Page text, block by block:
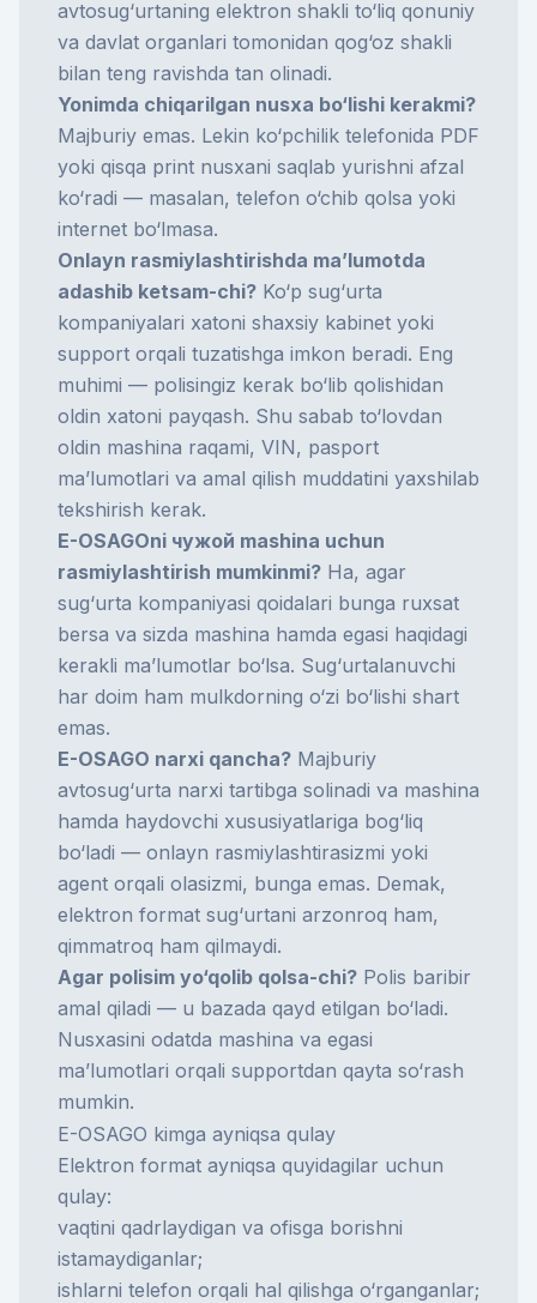
avtosug‘urtaning elektron shakli to‘liq qonuniy
va davlat organlari tomonidan qog‘oz shakli
bilan teng ravishda tan olinadi.
Yonimda chiqarilgan nusxa bo‘lishi kerakmi?
Majburiy emas. Lekin ko‘pchilik telefonida PDF
yoki qisqa print nusxani saqlab yurishni afzal
ko‘radi — masalan, telefon o‘chib qolsa yoki
internet bo‘lmasa.
Onlayn rasmiylashtirishda ma’lumotda
adashib ketsam-chi? Ko‘p sug‘urta
kompaniyalari xatoni shaxsiy kabinet yoki
support orqali tuzatishga imkon beradi. Eng
muhimi — polisingiz kerak bo‘lib qolishidan
oldin xatoni payqash. Shu sabab to‘lovdan
oldin mashina raqami, VIN, pasport
ma’lumotlari va amal qilish muddatini yaxshilab
tekshirish kerak.
E-OSAGOni чужой mashina uchun
rasmiylashtirish mumkinmi? Ha, agar
sug‘urta kompaniyasi qoidalari bunga ruxsat
bersa va sizda mashina hamda egasi haqidagi
kerakli ma’lumotlar bo‘lsa. Sug‘urtalanuvchi
har doim ham mulkdorning o‘zi bo‘lishi shart
emas.
E-OSAGO narxi qancha? Majburiy
avtosug‘urta narxi tartibga solinadi va mashina
hamda haydovchi xususiyatlariga bog‘liq
bo‘ladi — onlayn rasmiylashtirasizmi yoki
agent orqali olasizmi, bunga emas. Demak,
elektron format sug‘urtani arzonroq ham,
qimmatroq ham qilmaydi.
Agar polisim yo‘qolib qolsa-chi? Polis baribir
amal qiladi — u bazada qayd etilgan bo‘ladi.
Nusxasini odatda mashina va egasi
ma’lumotlari orqali supportdan qayta so‘rash
mumkin.
E-OSAGO kimga ayniqsa qulay
Elektron format ayniqsa quyidagilar uchun
qulay:
vaqtini qadrlaydigan va ofisga borishni
istamaydiganlar;
ishlarni telefon orqali hal qilishga o‘rganganlar;